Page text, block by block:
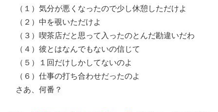
（１）気分が悪くなったので少し休憩しただけよ
（２）中を覗いただけよ
（３）喫茶店だと思って入ったのとんだ勘違いだわ
（４）彼とはなんでもないの信じて
（５）１回だけしかしてないのよ
（６）仕事の打ち合わせだったのよ
さあ、何番？